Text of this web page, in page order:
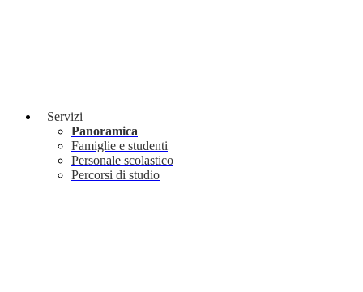
Servizi
Panoramica
Famiglie e studenti
Personale scolastico
Percorsi di studio